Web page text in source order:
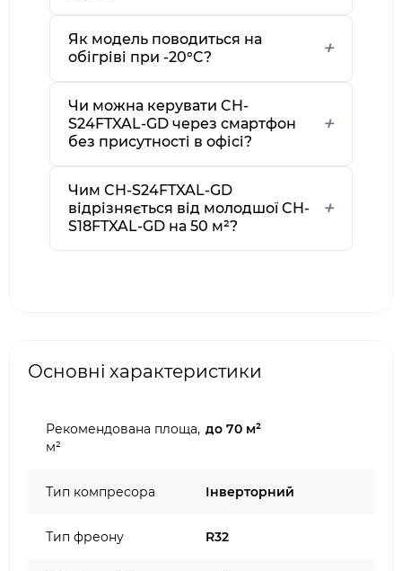
Як модель поводиться на
обігріві при -20°C?
Чи можна керувати CH-
S24FTXAL-GD через смартфон
без присутності в офісі?
Чим CH-S24FTXAL-GD
відрізняється від молодшої CH-
S18FTXAL-GD на 50 м²?
Основні характеристики
Рекомендована площа,
м²
до 70 м²
Тип компресора Інверторний
Тип фреону R32